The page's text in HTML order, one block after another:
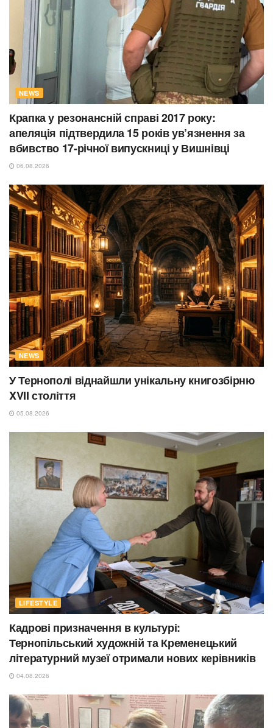
NEWS
Крапка у резонансній справі 2017 року:
апеляція підтвердила 15 років ув’язнення за
вбивство 17-річної випускниці у Вишнівці
06.08.2026
NEWS
У Тернополі віднайшли унікальну книгозбірню
XVII століття
05.08.2026
LIFESTYLE
Кадрові призначення в культурі:
Тернопільський художній та Кременецький
літературний музеї отримали нових керівників
04.08.2026